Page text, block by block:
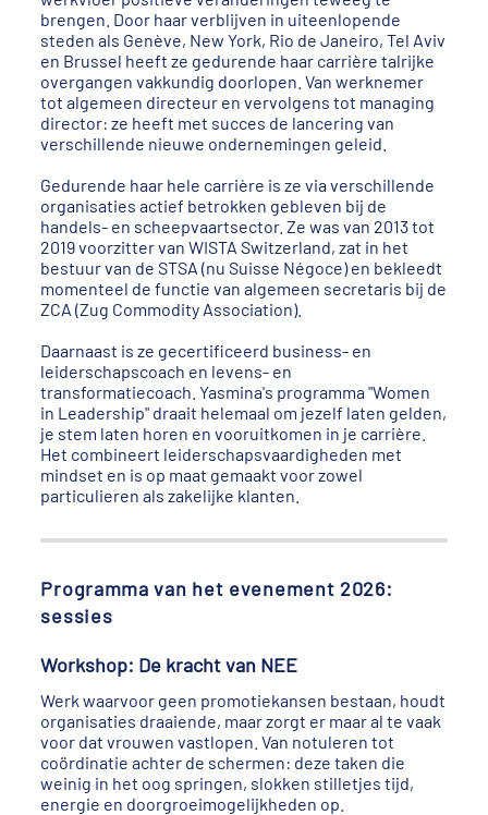
brengen. Door haar verblijven in uiteenlopende
steden als Genève, New York, Rio de Janeiro, Tel Aviv
en Brussel heeft ze gedurende haar carrière talrijke
overgangen vakkundig doorlopen. Van werknemer
tot algemeen directeur en vervolgens tot managing
director: ze heeft met succes de lancering van
verschillende nieuwe ondernemingen geleid.
Gedurende haar hele carrière is ze via verschillende
organisaties actief betrokken gebleven bij de
handels- en scheepvaartsector. Ze was van 2013 tot
2019 voorzitter van WISTA Switzerland, zat in het
bestuur van de STSA (nu Suisse Négoce) en bekleedt
momenteel de functie van algemeen secretaris bij de
ZCA (Zug Commodity Association).
Daarnaast is ze gecertificeerd business- en
leiderschapscoach en levens- en
transformatiecoach. Yasmina's programma "Women
in Leadership" draait helemaal om jezelf laten gelden,
je stem laten horen en vooruitkomen in je carrière.
Het combineert leiderschapsvaardigheden met
mindset en is op maat gemaakt voor zowel
particulieren als zakelijke klanten.
Programma van het evenement 2026:
sessies
Workshop: De kracht van NEE
Werk waarvoor geen promotiekansen bestaan, houdt
organisaties draaiende, maar zorgt er maar al te vaak
voor dat vrouwen vastlopen. Van notuleren tot
coördinatie achter de schermen: deze taken die
weinig in het oog springen, slokken stilletjes tijd,
energie en doorgroeimogelijkheden op.